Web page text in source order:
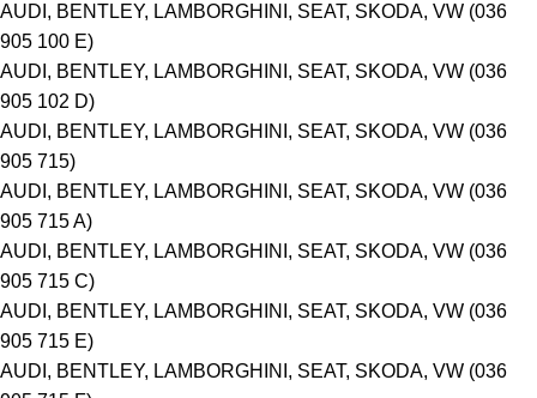
AUDI, BENTLEY, LAMBORGHINI, SEAT, SKODA, VW (036
905 100 E)
AUDI, BENTLEY, LAMBORGHINI, SEAT, SKODA, VW (036
905 102 D)
AUDI, BENTLEY, LAMBORGHINI, SEAT, SKODA, VW (036
905 715)
AUDI, BENTLEY, LAMBORGHINI, SEAT, SKODA, VW (036
905 715 A)
AUDI, BENTLEY, LAMBORGHINI, SEAT, SKODA, VW (036
905 715 C)
AUDI, BENTLEY, LAMBORGHINI, SEAT, SKODA, VW (036
905 715 E)
AUDI, BENTLEY, LAMBORGHINI, SEAT, SKODA, VW (036